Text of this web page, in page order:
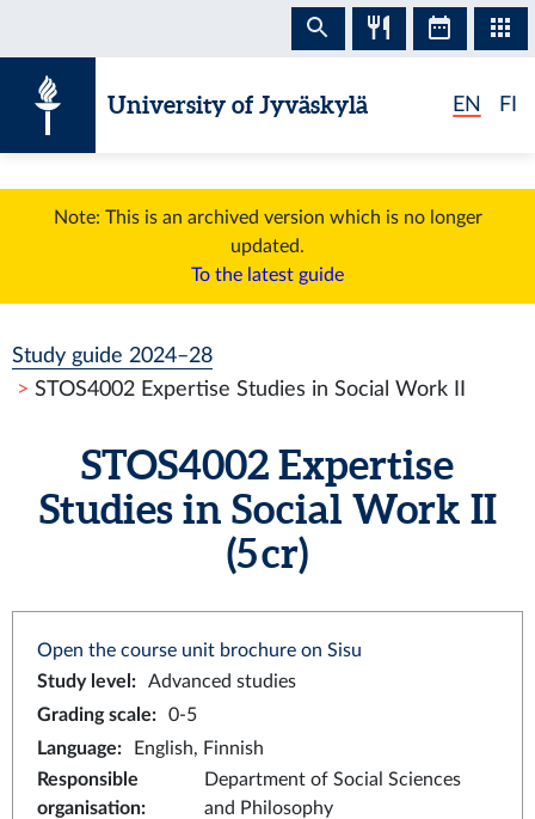
University of Jyväskylä EN FI
Note: This is an archived version which is no longer
updated.
To the latest guide
Study guide 2024–28
STOS4002 Expertise Studies in Social Work II
STOS4002 Expertise
Studies in Social Work II
(5 cr)
Open the course unit brochure on Sisu
Study level :
Advanced studies
Grading scale:
0-5
Language:
English, Finnish
Responsible
organisation:
Department of Social Sciences
and Philosophy